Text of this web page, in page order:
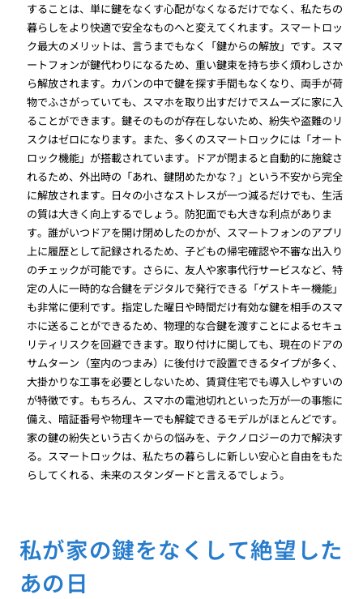
することは、単に鍵をなくす心配がなくなるだけでなく、私たちの
暮らしをより快適で安全なものへと変えてくれます。スマートロッ
ク最大のメリットは、言うまでもなく「鍵からの解放」です。スマ
ートフォンが鍵代わりになるため、重い鍵束を持ち歩く煩わしさか
ら解放されます。カバンの中で鍵を探す手間もなくなり、両手が荷
物でふさがっていても、スマホを取り出すだけでスムーズに家に入
ることができます。鍵そのものが存在しないため、紛失や盗難のリ
スクはゼロになります。また、多くのスマートロックには「オート
ロック機能」が搭載されています。ドアが閉まると自動的に施錠さ
れるため、外出時の「あれ、鍵閉めたかな？」という不安から完全
に解放されます。日々の小さなストレスが一つ減るだけでも、生活
の質は大きく向上するでしょう。防犯面でも大きな利点がありま
す。誰がいつドアを開け閉めしたのかが、スマートフォンのアプリ
上に履歴として記録されるため、子どもの帰宅確認や不審な出入り
のチェックが可能です。さらに、友人や家事代行サービスなど、特
定の人に一時的な合鍵をデジタルで発行できる「ゲストキー機能」
も非常に便利です。指定した曜日や時間だけ有効な鍵を相手のスマ
ホに送ることができるため、物理的な合鍵を渡すことによるセキュ
リティリスクを回避できます。取り付けに関しても、現在のドアの
サムターン（室内のつまみ）に後付けで設置できるタイプが多く、
大掛かりな工事を必要としないため、賃貸住宅でも導入しやすいの
が特徴です。もちろん、スマホの電池切れといった万が一の事態に
備え、暗証番号や物理キーでも解錠できるモデルがほとんどです。
家の鍵の紛失という古くからの悩みを、テクノロジーの力で解決す
る。スマートロックは、私たちの暮らしに新しい安心と自由をもた
らしてくれる、未来のスタンダードと言えるでしょう。
私が家の鍵をなくして絶望した
あの日